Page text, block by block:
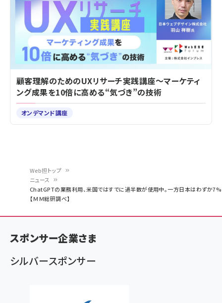
く
ず
Web担トップ
ニュース
ChatGPTの業務利用、米国ではすでに過半数が使用中。一方日本はわずか7%
【ＭＭ総研調べ】
顧客理解のためのUXリサーチ実践講座～マーケティ
ング成果を10倍に高める“気づき”の技術
オンデマンド講座
スポンサー企業さま
シルバースポンサー